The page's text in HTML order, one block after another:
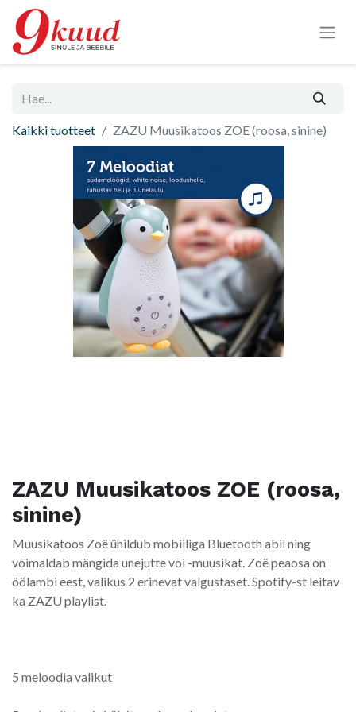
Kaikki tuotteet ZAZU Muusikatoos ZOE (roosa, sinine)
ZAZU Muusikatoos ZOE (roosa,
sinine)
Muusikatoos Zoë ühildub mobiiliga Bluetooth abil ning
võimaldab mängida unejutte või -muusikat. Zoë peaosa on
öölambi eest, valikus 2 erinevat valgustaset. Spotify-st leitav
ka ZAZU playlist.
5 meloodia valikut